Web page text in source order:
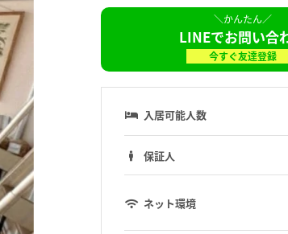
LINEでお問い合
今すぐ友達登録
入居可能人数
保証人
ネット環境